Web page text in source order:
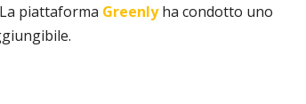
piattaforma Greenlyha condotto uno